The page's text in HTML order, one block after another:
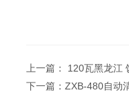
上一篇： 120瓦黑龙江
下一篇： ZXB-480自动